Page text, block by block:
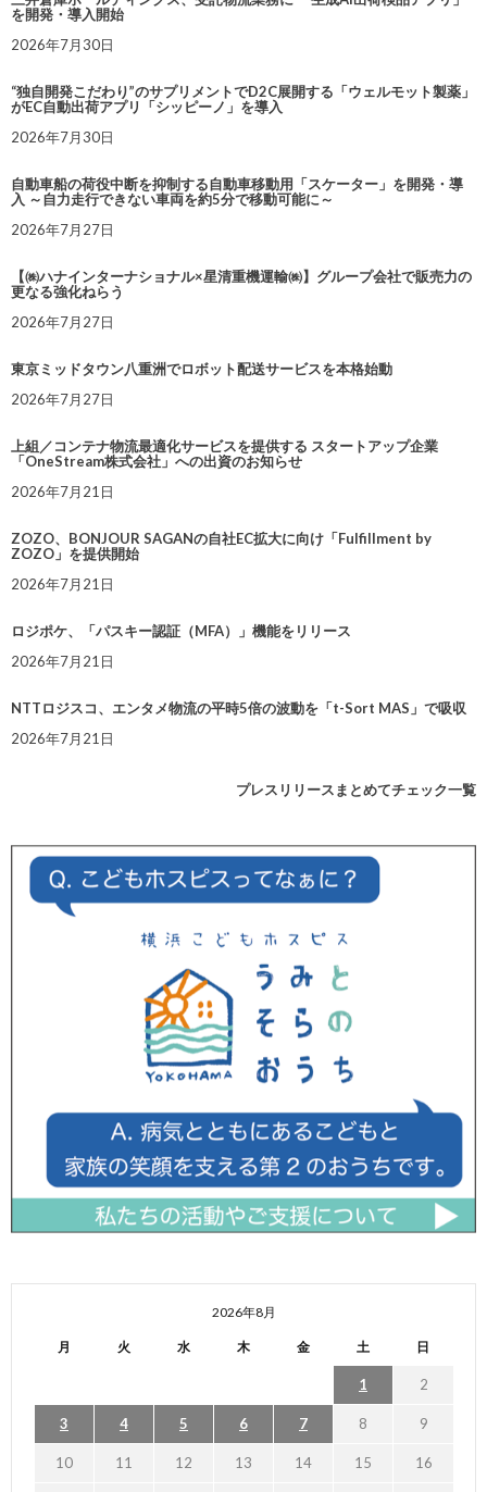
を開発・導入開始
2026年7月30日
“独自開発こだわり”のサプリメントでD2C展開する「ウェルモット製薬」
がEC自動出荷アプリ「シッピーノ」を導入
2026年7月30日
自動車船の荷役中断を抑制する自動車移動用「スケーター」を開発・導
入 ～自力走行できない車両を約5分で移動可能に～
2026年7月27日
【㈱ハナインターナショナル×星清重機運輸㈱】グループ会社で販売力の
更なる強化ねらう
2026年7月27日
東京ミッドタウン八重洲でロボット配送サービスを本格始動
2026年7月27日
上組／コンテナ物流最適化サービスを提供する スタートアップ企業
「OneStream株式会社」への出資のお知らせ
2026年7月21日
ZOZO、BONJOUR SAGANの自社EC拡大に向け「Fulfillment by
ZOZO」を提供開始
2026年7月21日
ロジポケ、「パスキー認証（MFA）」機能をリリース
2026年7月21日
NTTロジスコ、エンタメ物流の平時5倍の波動を「t-Sort MAS」で吸収
2026年7月21日
プレスリリースまとめてチェック一覧
2026年8月
月 火 水 木 金 土 日
1 2
3 4 5 6 7 8 9
10 11 12 13 14 15 16